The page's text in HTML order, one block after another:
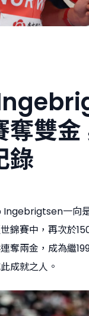
奪雙
錄
一向
錦賽中，再次於
奪兩金，成為繼
成就之人。